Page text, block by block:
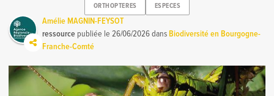
ORTHOPTERES ESPECES
Amélie MAGNIN-FEYSOT
ressource publiée le26/06/2026dansBiodiversité en Bourgogne-
Franche-Comté